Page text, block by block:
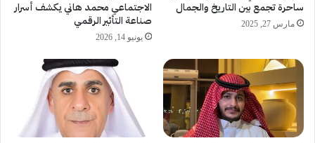
ساحرة تجمع بين التاريخ والجمال
مارس 27, 2025
الاجتماعي محمد هاني يكشف أسرار
صناعة التأثير الرقمي
يونيو 14, 2026